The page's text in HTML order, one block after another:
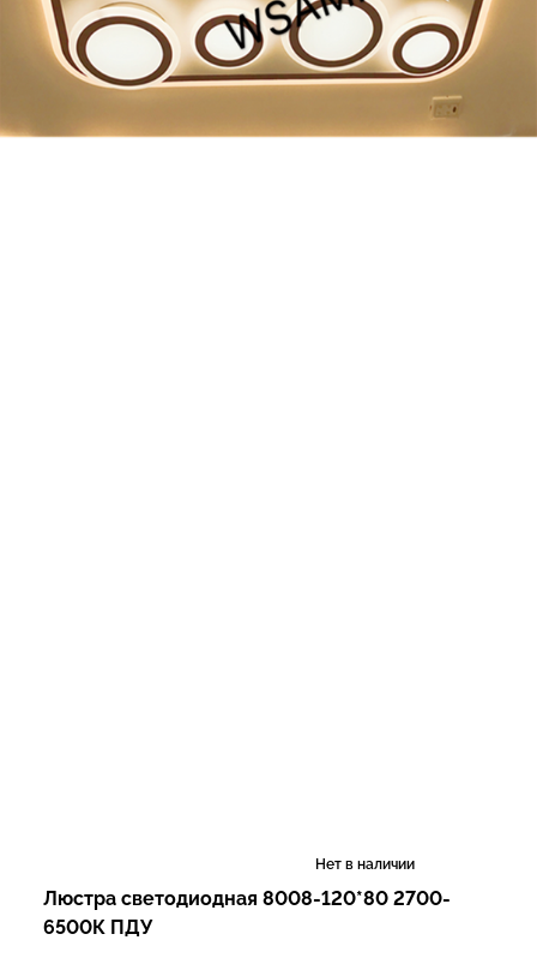
Нет в наличии
Люстра светодиодная 8008-120*80 2700-
6500К ПДУ